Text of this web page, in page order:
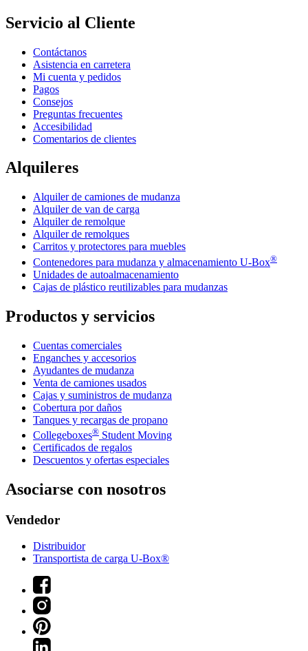
Servicio al Cliente
Contáctanos
Asistencia en carretera
Mi cuenta y pedidos
Pagos
Consejos
Preguntas frecuentes
Accesibilidad
Comentarios de clientes
Alquileres
Alquiler de camiones de mudanza
Alquiler de van de carga
Alquiler de remolque
Alquiler de remolques
Carritos y protectores para muebles
Contenedores para mudanza y almacenamiento U-Box®
Unidades de autoalmacenamiento
Cajas de plástico reutilizables para mudanzas
Productos y servicios
Cuentas comerciales
Enganches y accesorios
Ayudantes de mudanza
Venta de camiones usados
Cajas y suministros de mudanza
Cobertura por daños
Tanques y recargas de propano
Collegeboxes® Student Moving
Certificados de regalos
Descuentos y ofertas especiales
Asociarse con nosotros
Vendedor
Distribuidor
Transportista de carga U-Box®